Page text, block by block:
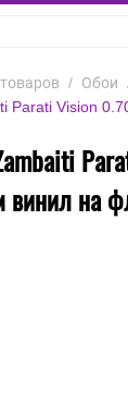
/ Обои
Parati Vision
винил на